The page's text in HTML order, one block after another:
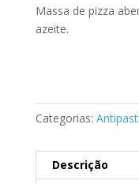
Massa de pizza
azeite.
Categorias: Antipasti
Descrição